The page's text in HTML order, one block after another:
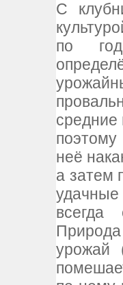
С
по
средние
поэтому
неё
а затем
всегда
урожай